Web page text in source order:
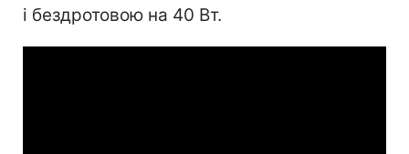
і бездротовою на 40 Вт.